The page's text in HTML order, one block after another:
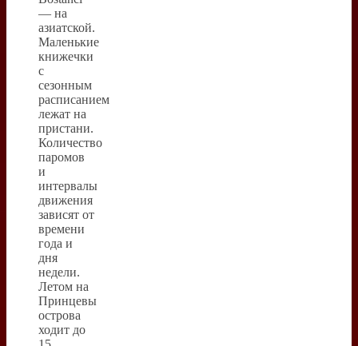
— на
азиатской.
Маленькие
книжечки
с
сезонным
расписанием
лежат на
пристани.
Количество
паромов
и
интервалы
движения
зависят от
времени
года и
дня
недели.
Летом на
Принцевы
острова
ходит до